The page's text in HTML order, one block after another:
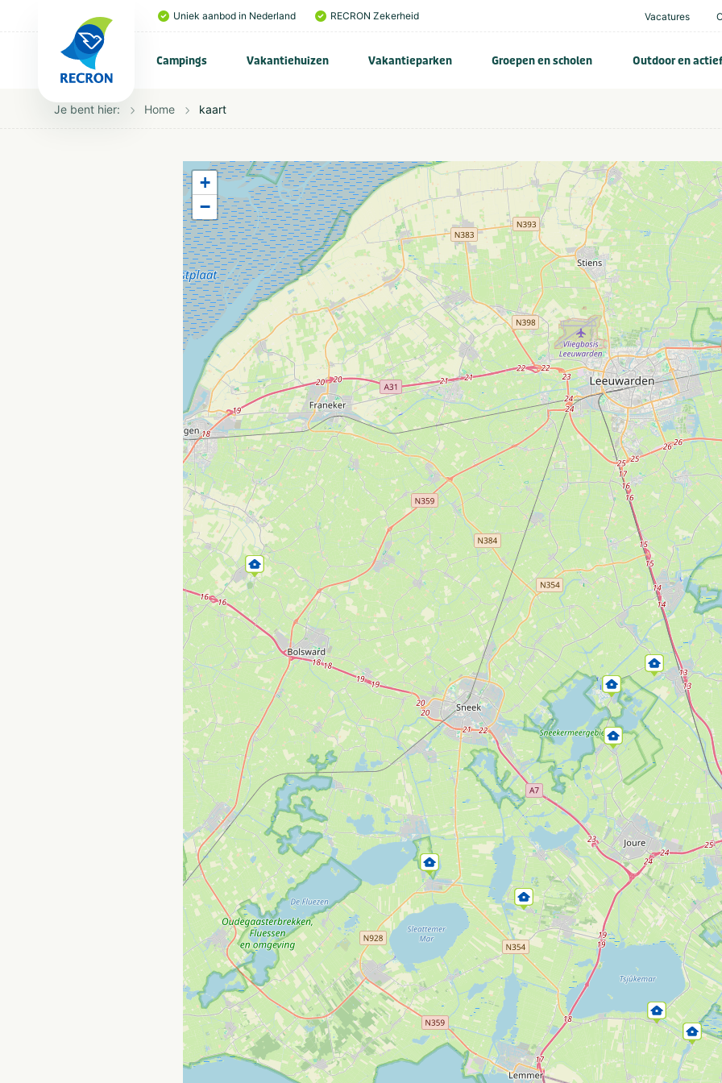
Uniek aanbod in Nederland RECRON Zekerheid Vacatures
Campings Vakantiehuizen Vakantieparken Groepen en scholen Outdoor en actief
Je bent hier: Home kaart
+
−